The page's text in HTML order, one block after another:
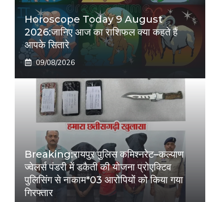
Horoscope Today 9 August
2026:जानिए आज का राशिफल क्या कहते हैं
आपके सितारे
09/08/2026
Breaking:रायपुर पुलिस कमिश्नरेट–कल्याण
ज्वेलर्स पंडरी में डकैती की योजना प्रोएक्टिव
पुलिसिंग से नाकाम*03 आरोपियों को किया गया
गिरफ्तार